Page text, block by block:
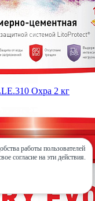
Охра 2 кг
работы пользователей
согласие на эти действия.